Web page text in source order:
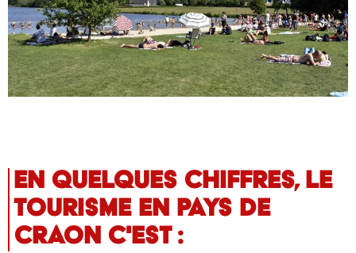
En quelques chiffres, le
tourisme en pays de
craon c'est :